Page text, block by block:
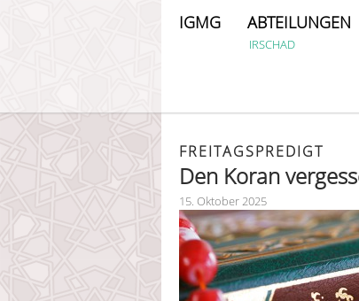
IGMG ABTEILUNGEN
IRSCHAD
FREITAGSPREDIGT
Den Koran
15. Oktober 2025